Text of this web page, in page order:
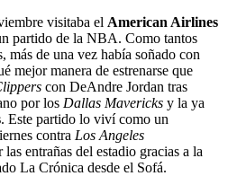
visitaba el American Airlines
partido de la NBA. Como tantos
más de una vez había soñado con
mejor manera de estrenarse que
con DeAndre Jordan tras
por los Dallas Mavericks y la ya
. Este partido lo viví como un
contra Los Angeles
entrañas del estadio gracias a la
La Crónica desde el Sofá.